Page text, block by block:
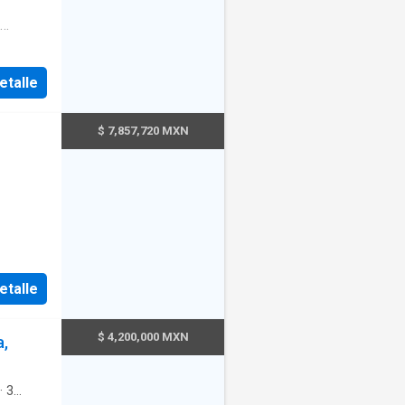
$ 7,857,720 MXN
· 3
$ 4,200,000 MXN